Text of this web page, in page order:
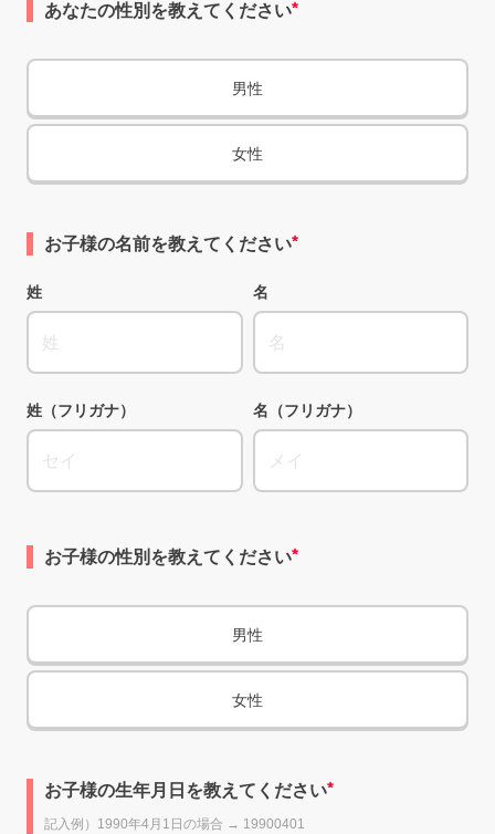
あなたの性別を教えてください
男性
女性
お子様の名前を教えてください
姓 名
姓（フリガナ） 名（フリガナ）
お子様の性別を教えてください
男性
女性
お子様の生年月日を教えてください
記入例）1990年4月1日の場合 → 19900401